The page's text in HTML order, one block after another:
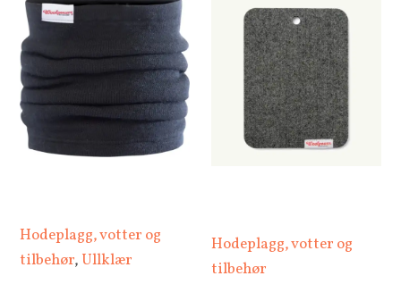
Hodeplagg, votter og
tilbehør, Ullklær
Hodeplagg, votter og
tilbehør